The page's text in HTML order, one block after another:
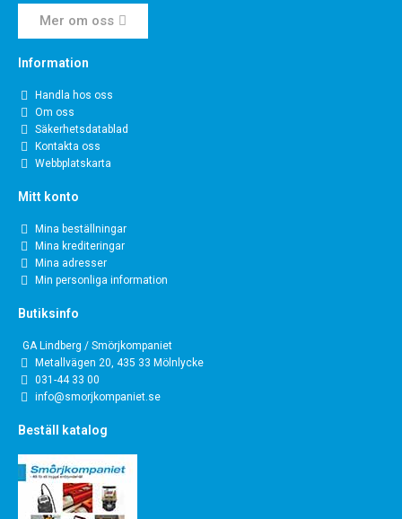
Mer om oss
Information
Handla hos oss
Om oss
Säkerhetsdatablad
Kontakta oss
Webbplatskarta
Mitt konto
Mina beställningar
Mina krediteringar
Mina adresser
Min personliga information
Butiksinfo
GA Lindberg / Smörjkompaniet
Metallvägen 20, 435 33 Mölnlycke
031-44 33 00
info@smorjkompaniet.se
Beställ katalog